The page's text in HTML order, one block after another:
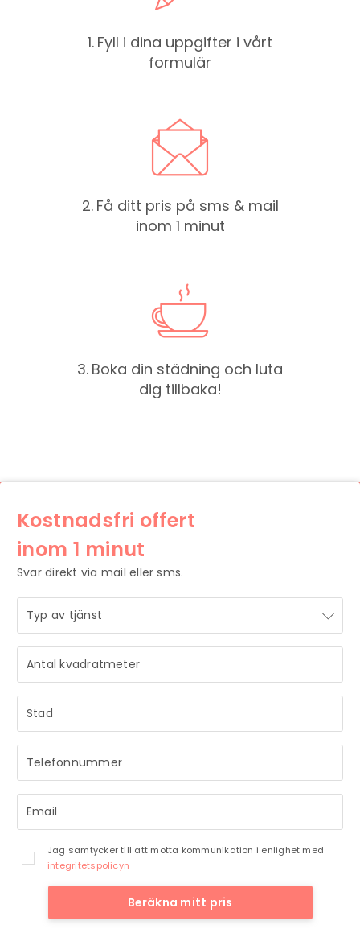
1. Fyll i dina uppgifter i vårt
formulär
2. Få ditt pris på sms & mail
inom 1 minut
3. Boka din städning och luta
dig tillbaka!
STRÅLANDE!
Ditt meddelande är mottaget och vi återkommer till dig
så snart vi har möjlighet.
Kostnadsfri offert
inom 1 minut
Svar direkt via mail eller sms.
Jag samtycker till att motta kommunikation i enlighet med
integritetspolicyn
Beräkna mitt pris
STRÅLANDE!
Ditt meddelande är mottaget och vi återkommer till dig
så snart vi har möjlighet.